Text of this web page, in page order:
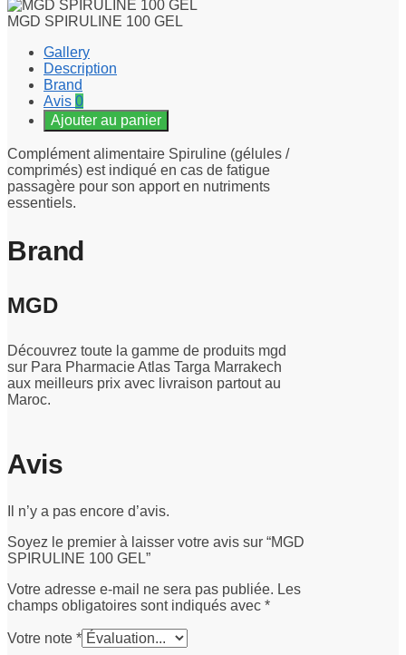
MGD SPIRULINE 100 GEL
Gallery
Description
Brand
Avis 0
Ajouter au panier
Complément alimentaire Spiruline (gélules /
comprimés) est indiqué en cas de fatigue
passagère pour son apport en nutriments
essentiels.
Brand
MGD
Découvrez toute la gamme de produits mgd
sur Para Pharmacie Atlas Targa Marrakech
aux meilleurs prix avec livraison partout au
Maroc.
Avis
Il n’y a pas encore d’avis.
Soyez le premier à laisser votre avis sur “MGD
SPIRULINE 100 GEL”
Votre adresse e-mail ne sera pas publiée. Les
champs obligatoires sont indiqués avec *
Votre note *